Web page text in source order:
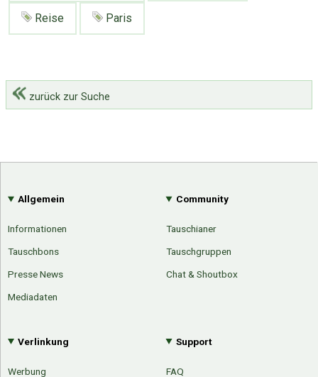
Reise Paris
zurück zur Suche
Allgemein
Informationen
Tauschbons
Presse News
Mediadaten
Community
Tauschianer
Tauschgruppen
Chat & Shoutbox
Verlinkung
Werbung
Support
FAQ